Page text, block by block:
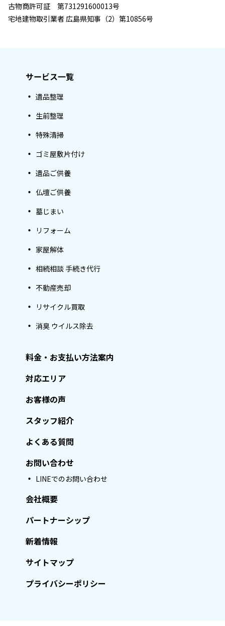
古物商許可証 第731291600013号
宅地建物取引業者 広島県知事（2）第10856号
サービス一覧
遺品整理
生前整理
特殊清掃
ゴミ屋敷片付け
遺品ご供養
仏壇ご供養
墓じまい
リフォーム
家屋解体
相続相談 手続き代行
不動産売却
リサイクル買取
消臭 ウイルス除去
料金・お支払い方法案内
対応エリア
お客様の声
スタッフ紹介
よくある質問
お問い合わせ
LINEでのお問い合わせ
会社概要
パートナーシップ
新着情報
サイトマップ
プライバシーポリシー